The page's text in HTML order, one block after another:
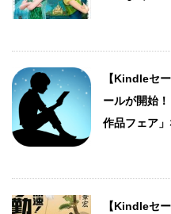
【Kindleセ
ールが開始
作品フェア
【Kindleセ